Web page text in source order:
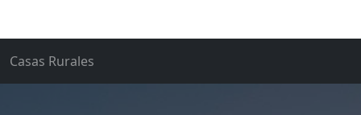
Casas Rurales